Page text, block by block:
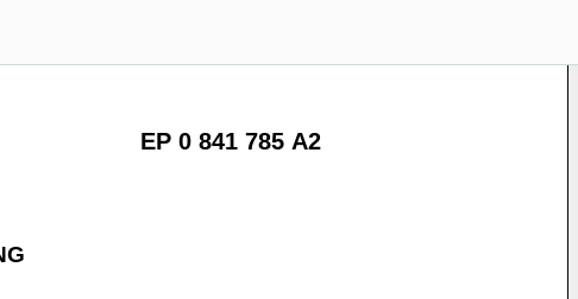
EP 0 841 785 A2